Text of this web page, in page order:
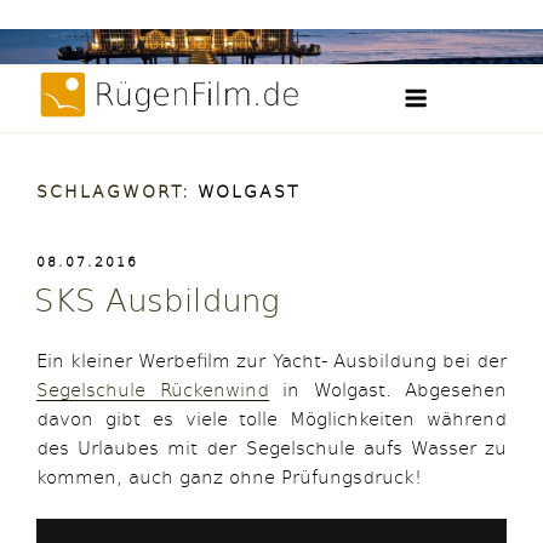
Weiter
zum
Inhalt
Filme, Videos und Zeitraffer der Insel Rügen
SCHLAGWORT: WOLGAST
VERÖFFENTLICHT
08.07.2016
SKS Ausbildung
Ein kleiner Werbefilm zur Yacht- Ausbildung bei der
Segelschule Rückenwind​ in Wolgast. Abgesehen
davon gibt es viele tolle Möglichkeiten während
des Urlaubes mit der Segelschule aufs Wasser zu
kommen, auch ganz ohne Prüfungsdruck!